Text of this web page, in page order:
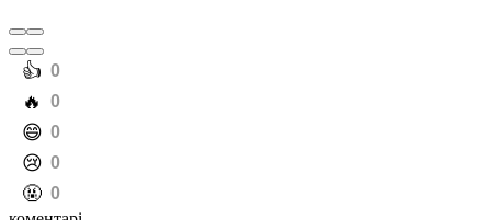
️👍 0
️🔥 0
️😄 0
️😢 0
️🤬 0